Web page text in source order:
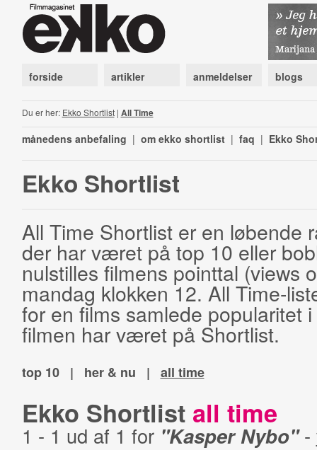
forside artikler anmeldelser blogs
Du er her: Ekko Shortlist| All Time
månedens anbefaling | om ekko shortlist | faq | Ekko
Ekko Shortlist
All Time Shortlist er en løbende
der har været på top 10 eller
nulstilles filmens pointtal (views
mandag klokken 12. All Time-
for en films samlede popularitet
filmen har været på Shortlist.
top 10 | her & nu | all time
Ekko Shortlist all time
1 - 1 ud af 1 for "Kasper Nybo"-